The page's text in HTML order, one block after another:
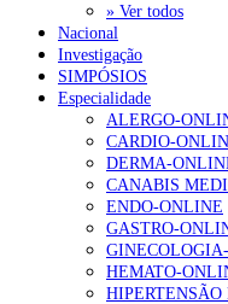
» Ver todos
Nacional
Investigação
SIMPÓSIOS
Especialidade
ALERGO-
CARDIO-
DERMA-
CANABIS
ENDO-ONLINE
GASTRO-
HEMATO-